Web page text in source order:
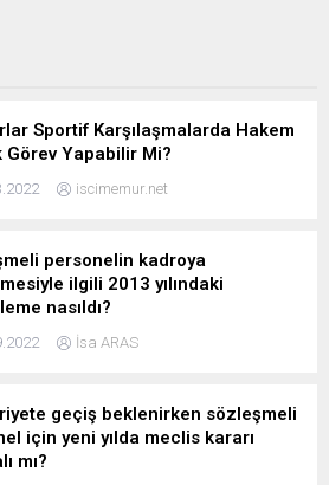
Sportif Karşılaşmalarda Hakem
Görev Yapabilir Mi?
iscimemur.net
personelin kadroya
ilgili 2013 yılındaki
nasıldı?
İsa ARAS
geçiş beklenirken sözleşmeli
için yeni yılda meclis kararı
mı?